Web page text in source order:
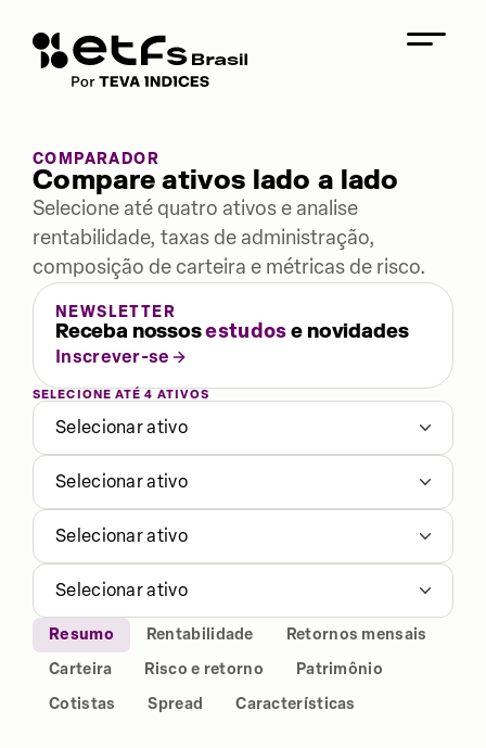
COMPARADOR
Compare ativos lado a lado
Selecione até quatro ativos e analise
rentabilidade, taxas de administração,
composição de carteira e métricas de risco.
NEWSLETTER
Receba nossosestudose novidades
Inscrever-se
SELECIONE ATÉ 4 ATIVOS
Selecionar ativo
Selecionar ativo
Selecionar ativo
Selecionar ativo
Resumo Rentabilidade
Retornos mensais
Carteira
Risco e retorno
Patrimônio
Cotistas
Spread Características